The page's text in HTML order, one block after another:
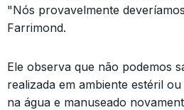
"Nós provavelmente
Farrimond.
Ele observa que não podemos
realizada em ambiente estéril
na água e manuseado